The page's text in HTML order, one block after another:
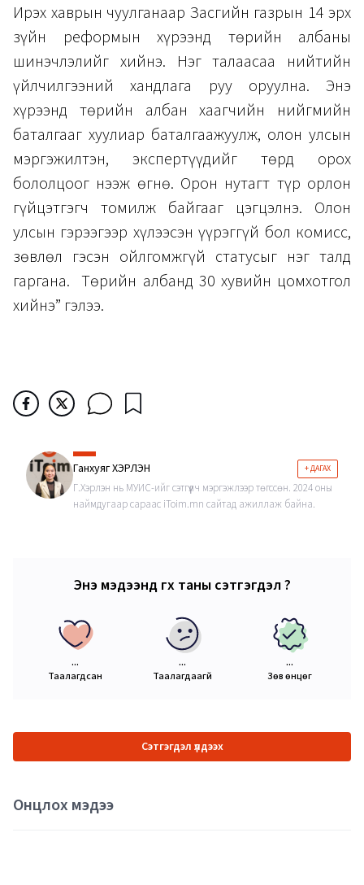
Ирэх хаврын чуулганаар Засгийн газрын 14 эрх
зүйн реформын хүрээнд төрийн албаны
шинэчлэлийг хийнэ. Нэг талаасаа нийтийн
үйлчилгээний хандлага руу оруулна. Энэ
хүрээнд төрийн албан хаагчийн нийгмийн
баталгааг хуулиар баталгаажуулж, олон улсын
мэргэжилтэн, экспертүүдийг төрд орох
бололцоог нээж өгнө. Орон нутагт түр орлон
гүйцэтгэгч томилж байгааг цэгцэлнэ. Олон
улсын гэрээгээр хүлээсэн үүрэггүй бол комисс,
зөвлөл гэсэн ойлгомжгүй статусыг нэг талд
гаргана. Төрийн албанд 30 хувийн цомхотгол
хийнэ” гэлээ.
Ганхуяг ХЭРЛЭН + ДАГАХ
Г.Хэрлэн нь МУИС-ийг сэтгүүлч мэргэжлээр төгссөн. 2024 оны
наймдугаар сараас iToim.mn сайтад ажиллаж байна.
Энэ мэдээнд өгөх таны сэтгэгдэл ?
...
Таалагдсан
...
Таалагдаагүй
...
Зөв өнцөг
Сэтгэгдэл үлдээх
Онцлох мэдээ